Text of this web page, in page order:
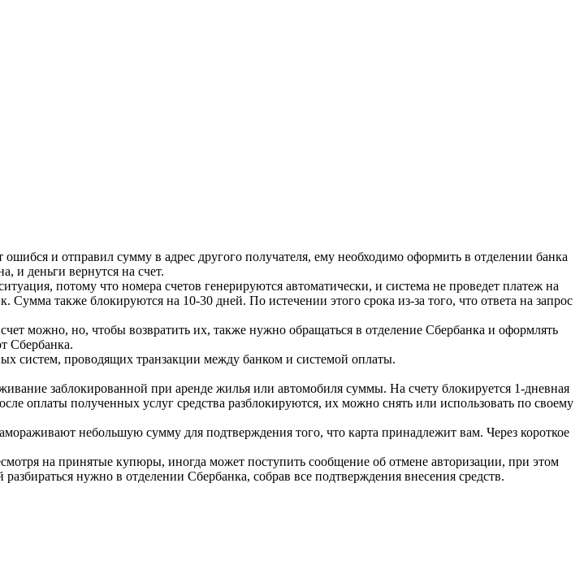
и отправил сумму в адрес другого получателя, ему необходимо оформить в отделении банка
и деньги вернутся на счет.
потому что номера счетов генерируются автоматически, и система не проведет платеж на
также блокируются на 10-30 дней. По истечении этого срока из-за того, что ответа на запрос
можно, но, чтобы возвратить их, также нужно обращаться в отделение Сбербанка и оформлять
Сбербанка.
систем, проводящих транзакции между банком и системой оплаты.
заблокированной при аренде жилья или автомобиля суммы. На счету блокируется 1-дневная
оплаты полученных услуг средства разблокируются, их можно снять или использовать по своему
небольшую сумму для подтверждения того, что карта принадлежит вам. Через короткое
на принятые купюры, иногда может поступить сообщение об отмене авторизации, при этом
нужно в отделении Сбербанка, собрав все подтверждения внесения средств.